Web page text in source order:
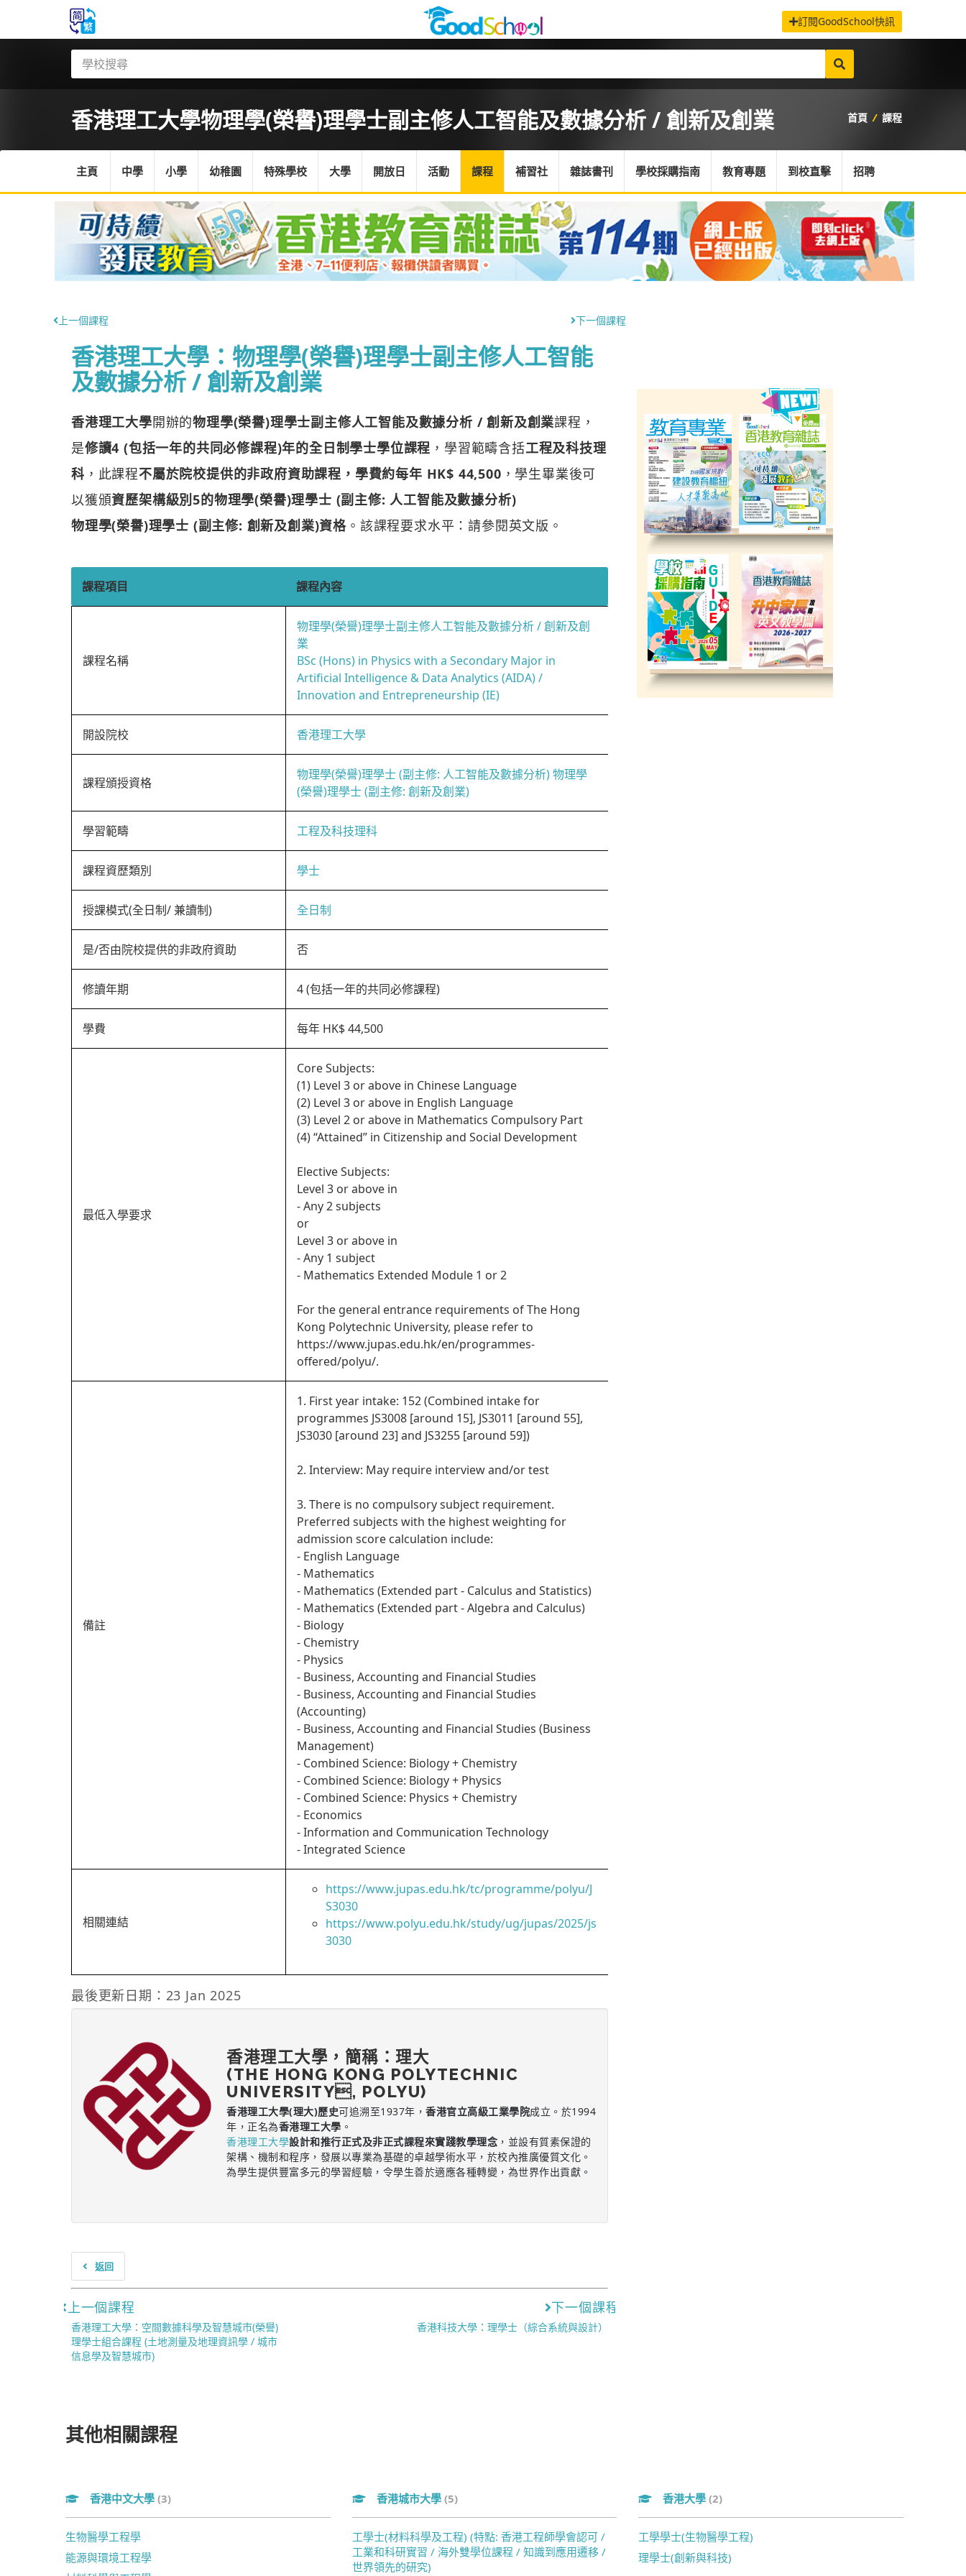
訂閱GoodSchool快訊
香港理工大學物理學(榮譽)理學士副主修人工智能及數據分析 / 創新及創業 首頁 / 課程
主頁 中學 小學 幼稚園 特殊學校 大學 開放日 活動 課程 補習社 雜誌書刊 學校採購指南 教育專題 到校直擊 招聘
上一個課程 下一個課程
香港理工大學：物理學(榮譽)理學士副主修人工智能
及數據分析 / 創新及創業
香港理工大學開辦的物理學(榮譽)理學士副主修人工智能及數據分析 / 創新及創業課程，
是修讀4 (包括一年的共同必修課程)年的全日制學士學位課程 ，學習範疇含括工程及科技理
科 ，此課程不屬於院校提供的非政府資助課程，學費約每年 HK$ 44,500 ，學生畢業後可
以獲頒資歷架構級別5的物理學(榮譽)理學士 (副主修: 人工智能及數據分析)
物理學(榮譽)理學士 (副主修: 創新及創業)資格 。該課程要求水平：請參閱英文版。
課程項目 課程內容
課程名稱
物理學(榮譽)理學士副主修人工智能及數據分析 / 創新及創
業
BSc (Hons) in Physics with a Secondary Major in
Artificial Intelligence & Data Analytics (AIDA) /
Innovation and Entrepreneurship (IE)
開設院校 香港理工大學
課程頒授資格
物理學(榮譽)理學士 (副主修: 人工智能及數據分析) 物理學
(榮譽)理學士 (副主修: 創新及創業)
學習範疇 工程及科技理科
課程資歷類別 學士
授課模式(全日制/ 兼讀制) 全日制
是/否由院校提供的非政府資助 否
修讀年期 4 (包括一年的共同必修課程)
學費 每年 HK$ 44,500
最低入學要求
Core Subjects:
(1) Level 3 or above in Chinese Language
(2) Level 3 or above in English Language
(3) Level 2 or above in Mathematics Compulsory Part
(4) “Attained” in Citizenship and Social Development
Elective Subjects:
Level 3 or above in
- Any 2 subjects
or
Level 3 or above in
- Any 1 subject
- Mathematics Extended Module 1 or 2
For the general entrance requirements of The Hong
Kong Polytechnic University, please refer to
https://www.jupas.edu.hk/en/programmes-
offered/polyu/.
備註
1. First year intake: 152 (Combined intake for
programmes JS3008 [around 15], JS3011 [around 55],
JS3030 [around 23] and JS3255 [around 59])
2. Interview: May require interview and/or test
3. There is no compulsory subject requirement.
Preferred subjects with the highest weighting for
admission score calculation include:
- English Language
- Mathematics
- Mathematics (Extended part - Calculus and Statistics)
- Mathematics (Extended part - Algebra and Calculus)
- Biology
- Chemistry
- Physics
- Business, Accounting and Financial Studies
- Business, Accounting and Financial Studies
(Accounting)
- Business, Accounting and Financial Studies (Business
Management)
- Combined Science: Biology + Chemistry
- Combined Science: Biology + Physics
- Combined Science: Physics + Chemistry
- Economics
- Information and Communication Technology
- Integrated Science
相關連結
https://www.jupas.edu.hk/tc/programme/polyu/J
S3030
https://www.polyu.edu.hk/study/ug/jupas/2025/js
3030
最後更新日期：23 Jan 2025
香港理工大學，簡稱：理大
(THE HONG KONG POLYTECHNIC
UNIVERSITY, POLYU)
香港理工大學(理大)歷史可追溯至1937年， 香港官立高級工業學院成立。於1994
年，正名為香港理工大學 。
香港理工大學設計和推行正式及非正式課程來實踐教學理念 ，並設有質素保證的
架構、機制和程序，發展以專業為基礎的卓越學術水平，於校內推廣優質文化。
為學生提供豐富多元的學習經驗，令學生善於適應各種轉變，為世界作出貢獻。
返回
上一個課程
香港理工大學：空間數據科學及智慧城市(榮譽)
理學士組合課程 (土地測量及地理資訊學 / 城市
信息學及智慧城市)
下一個課程
香港科技大學：理學士（綜合系統與設計）
其他相關課程
香港中文大學 (3)
生物醫學工程學
能源與環境工程學
香港城市大學 (5)
工學士(材料科學及工程) (特點: 香港工程師學會認可 /
工業和科研實習 / 海外雙學位課程 / 知識到應用遷移 /
世界領先的研究)
香港大學(2)
工學學士(生物醫學工程)
理學士(創新與科技)